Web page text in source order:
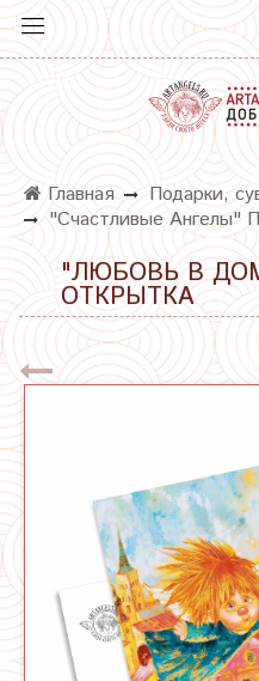
Главная Подарки,
"Счастливые Ангелы"
"ЛЮБОВЬ В
ОТКРЫТКА